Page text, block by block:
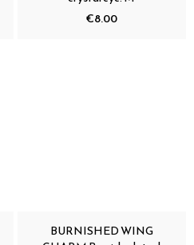
€8.00
BURNISHED WING